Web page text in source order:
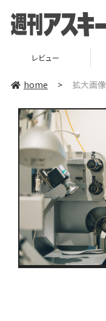
レビュー
home > 拡大画像